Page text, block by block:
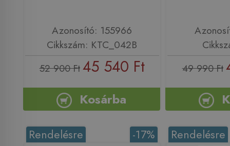
Azonosító: 155966
Cikkszám: KTC_042B
52 900 Ft 45 540 Ft
Kosárba
49 990 Ft
-17%
Rendelésre Rendelésre